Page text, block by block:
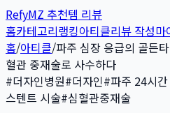
RefyMZ 추천템 리뷰
홈카테고리랭킹아티클리뷰 작성마
홈/아티클/파주 심장 응급의 골든
혈관 중재술로 사수하다
#더자인병원#더자인#파주 24시
스텐트 시술#심혈관중재술